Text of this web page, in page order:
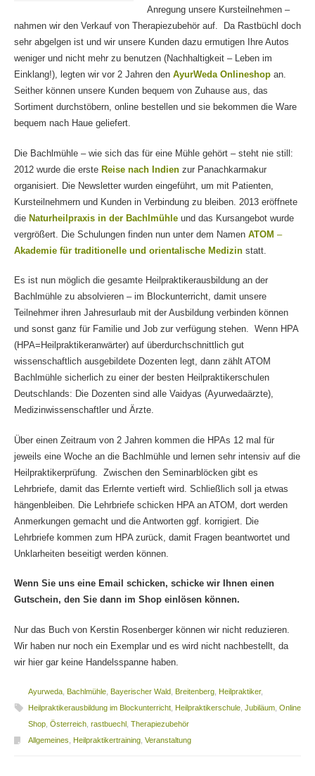
Anregung unsere Kursteilnehmen –
nahmen wir den Verkauf von Therapiezubehör auf. Da Rastbüchl doch
sehr abgelgen ist und wir unsere Kunden dazu ermutigen Ihre Autos
weniger und nicht mehr zu benutzen (Nachhaltigkeit – Leben im
Einklang!), legten wir vor 2 Jahren den AyurWeda Onlineshop an.
Seither können unsere Kunden bequem von Zuhause aus, das
Sortiment durchstöbern, online bestellen und sie bekommen die Ware
bequem nach Haue geliefert.
Die Bachlmühle – wie sich das für eine Mühle gehört – steht nie still:
2012 wurde die erste Reise nach Indienzur Panachkarmakur
organisiert. Die Newsletter wurden eingeführt, um mit Patienten,
Kursteilnehmern und Kunden in Verbindung zu bleiben. 2013 eröffnete
die Naturheilpraxis in der Bachlmühleund das Kursangebot wurde
vergrößert. Die Schulungen finden nun unter dem Namen ATOM –
Akademie für traditionelle und orientalische Medizinstatt.
Es ist nun möglich die gesamte Heilpraktikerausbildung an der
Bachlmühle zu absolvieren – im Blockunterricht, damit unsere
Teilnehmer ihren Jahresurlaub mit der Ausbildung verbinden können
und sonst ganz für Familie und Job zur verfügung stehen. Wenn HPA
(HPA=Heilpraktikeranwärter) auf überdurchschnittlich gut
wissenschaftlich ausgebildete Dozenten legt, dann zählt ATOM
Bachlmühle sicherlich zu einer der besten Heilpraktikerschulen
Deutschlands: Die Dozenten sind alle Vaidyas (Ayurwedaärzte),
Medizinwissenschaftler und Ärzte.
Über einen Zeitraum von 2 Jahren kommen die HPAs 12 mal für
jeweils eine Woche an die Bachlmühle und lernen sehr intensiv auf die
Heilpraktikerprüfung. Zwischen den Seminarblöcken gibt es
Lehrbriefe, damit das Erlernte vertieft wird. Schließlich soll ja etwas
hängenbleiben. Die Lehrbriefe schicken HPA an ATOM, dort werden
Anmerkungen gemacht und die Antworten ggf. korrigiert. Die
Lehrbriefe kommen zum HPA zurück, damit Fragen beantwortet und
Unklarheiten beseitigt werden können.
Wenn Sie uns eine Email schicken, schicke wir Ihnen einen
Gutschein, den Sie dann im Shop einlösen können.
Nur das Buch von Kerstin Rosenberger können wir nicht reduzieren.
Wir haben nur noch ein Exemplar und es wird nicht nachbestellt, da
wir hier gar keine Handelsspanne haben.
Ayurweda, Bachlmühle, Bayerischer Wald, Breitenberg, Heilpraktiker,
Heilpraktikerausbildung im Blockunterricht, Heilpraktikerschule, Jubiläum, Online
Shop, Österreich, rastbuechl , Therapiezubehör
Allgemeines, Heilpraktikertraining, Veranstaltung